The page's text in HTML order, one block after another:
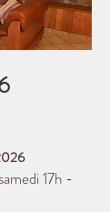
17h -